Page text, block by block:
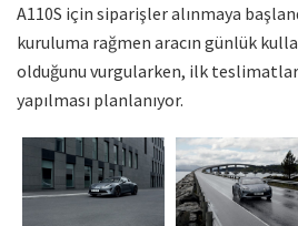
A110S için siparişler alınmaya
kuruluma rağmen aracın günlük
olduğunu vurgularken, ilk
yapılması planlanıyor.